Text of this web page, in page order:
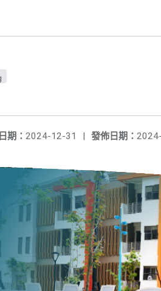
發佈日期：
期： 2024-12-31 |